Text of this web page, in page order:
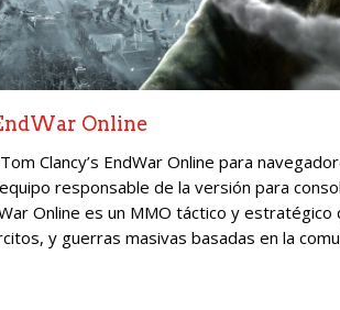
Online
Clancy’s EndWar Online para
responsable de la versión para
Online es un MMO táctico y
y guerras masivas basadas en la